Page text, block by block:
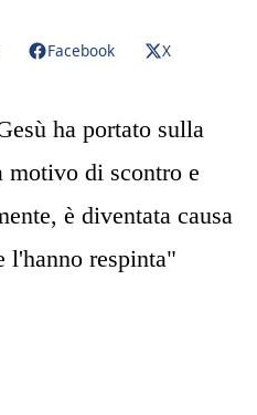
Facebook
X
ha portato sulla
motivo di scontro e
è diventata causa
l'hanno respinta"